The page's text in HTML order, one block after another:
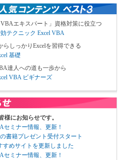
VBAエキスパート」資格対策に役立つ
テクニック Excel VBA
らしっかりExcelを習得できる
基礎
達人への道も一歩から
VBA ビギナーズ
様にお知らせです。
セミナー情報、更新！
書籍プレゼント受付スタート
すめサイトを更新しました
セミナー情報、更新！